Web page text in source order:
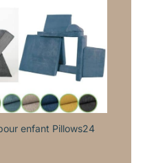
ou des pièces
cliquez simplement sur «
une solution satisfaisante,
enfant Pillows24